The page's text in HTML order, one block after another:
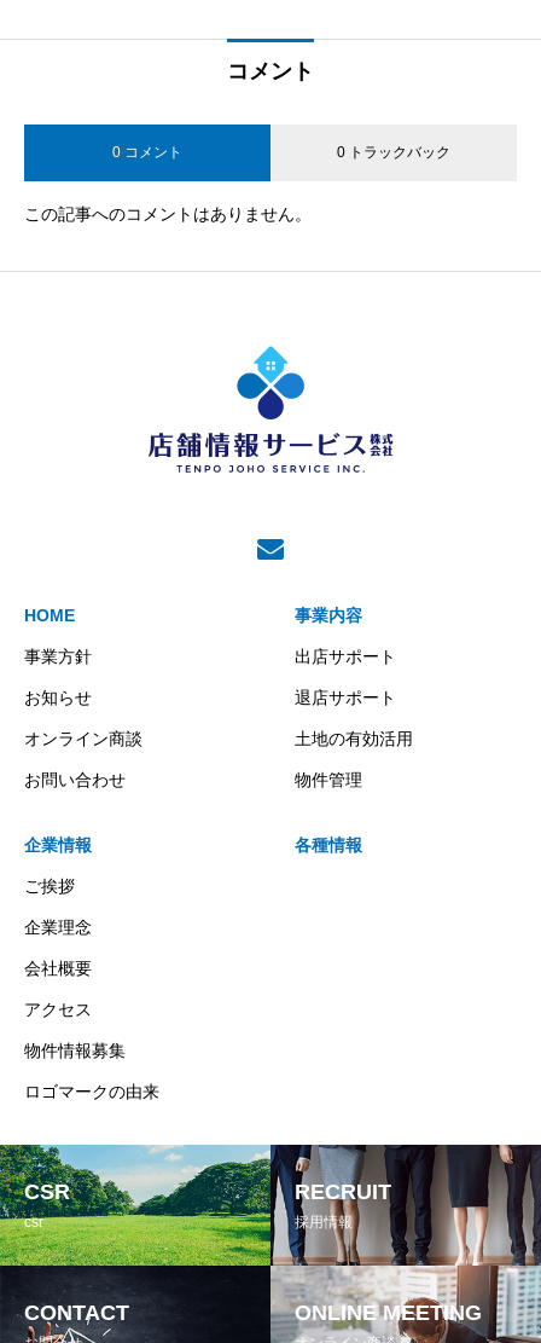
コメント
0 コメント 0 トラックバック
この記事へのコメントはありません。
HOME
事業方針
お知らせ
オンライン商談
お問い合わせ
事業内容
出店サポート
退店サポート
土地の有効活用
物件管理
企業情報
ご挨拶
企業理念
会社概要
アクセス
物件情報募集
ロゴマークの由来
各種情報
CSR
csr
RECRUIT
採用情報
CONTACT ONLINE MEETING